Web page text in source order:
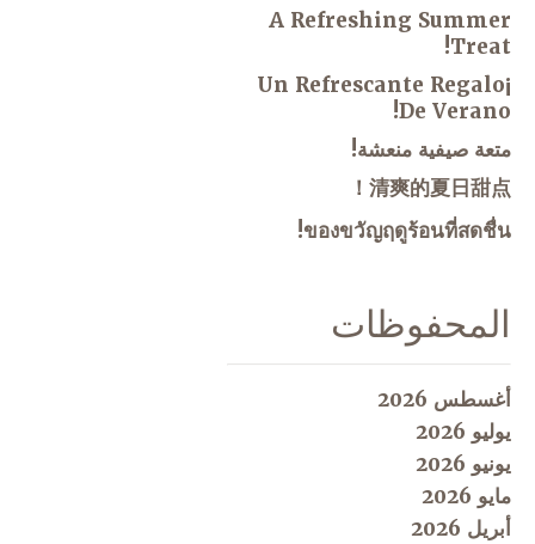
A Refreshing Summer
Treat!
¡Un Refrescante Regalo
De Verano!
متعة صيفية منعشة!
清爽的夏日甜点！
ของขวัญฤดูร้อนที่สดชื่น!
المحفوظات
أغسطس 2026
يوليو 2026
يونيو 2026
مايو 2026
أبريل 2026